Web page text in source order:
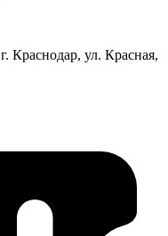
г. Краснодар, ул. Красная,